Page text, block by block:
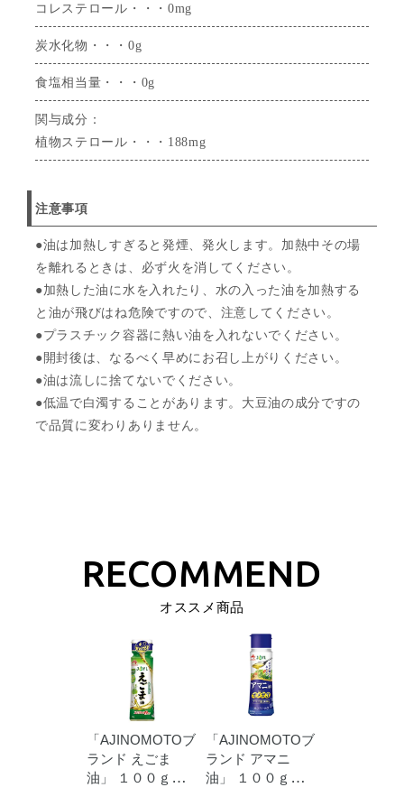
コレステロール・・・0mg
炭水化物・・・0g
食塩相当量・・・0g
関与成分：
植物ステロール・・・188mg
注意事項
●油は加熱しすぎると発煙、発火します。加熱中その場
を離れるときは、必ず火を消してください。
●加熱した油に水を入れたり、水の入った油を加熱する
と油が飛びはね危険ですので、注意してください。
●プラスチック容器に熱い油を入れないでください。
●開封後は、なるべく早めにお召し上がりください。
●油は流しに捨てないでください。
●低温で白濁することがあります。大豆油の成分ですの
で品質に変わりありません。
オススメ商品
「AJINOMOTOブ
ランド えごま
油」
１００ｇ鮮
「AJINOMOTOブ
ランド アマニ
油」
１００ｇ鮮